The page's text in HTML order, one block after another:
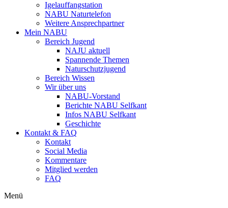
Igelauffangstation
NABU Naturtelefon
Weitere Ansprechpartner
Mein NABU
Bereich Jugend
NAJU aktuell
Spannende Themen
Naturschutzjugend
Bereich Wissen
Wir über uns
NABU-Vorstand
Berichte NABU Selfkant
Infos NABU Selfkant
Geschichte
Kontakt & FAQ
Kontakt
Social Media
Kommentare
Mitglied werden
FAQ
Menü